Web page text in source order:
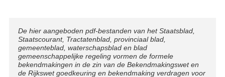
r
n
e
l
Disclaimer
De hier aangeboden pdf-bestanden van het Staatsblad,
Staatscourant, Tractatenblad, provinciaal blad,
gemeenteblad, waterschapsblad en blad
gemeenschappelijke regeling vormen de formele
bekendmakingen in de zin van de Bekendmakingswet en
de Rijkswet goedkeuring en bekendmaking verdragen voor